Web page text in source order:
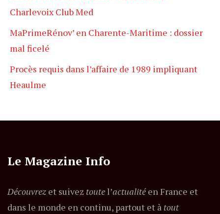
Charlevoix Club Med
MaPrimeRénov’ en Charente-Maritime : dossier
mal ficelé
Procès requis dans l’affaire de 1989 impliquant
Heaulme
Le Magazine Info
Découvrez et suivez toutel’actualitéen France et
dans le monde en continu, partout et à tout